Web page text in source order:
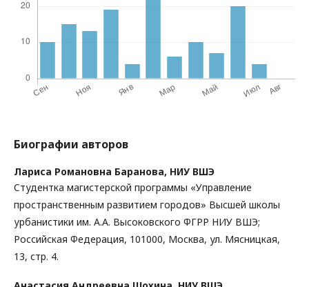
Биографии авторов
Лариса Романовна Баранова, НИУ ВШЭ
Cтудентка магистерской программы «Управление
пространственным развитием городов» Высшей школы
урбанистики им. А.А. Высоковского ФГРР НИУ ВШЭ;
Российская Федерация, 101000, Москва, ул. Мясницкая,
13, стр. 4.